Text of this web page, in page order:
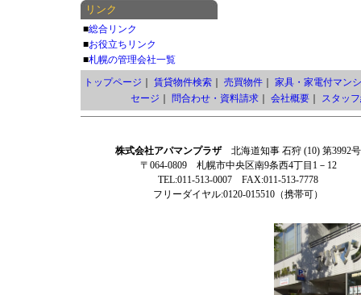
リンク
■総合リンク
■お役立ちリンク
■札幌の管理会社一覧
トップページ
賃貸物件検索｜ 売買物件｜ 家具・家電付マン
セージ
問合わせ・資料請求｜ 会社概要｜ スタッ
株式会社アパマンプラザ北海道知事 石狩 (10) 第3992号
〒064-0809 札幌市中央区南9条西4丁目1－12
TEL:011-513-0007 FAX:011-513-7778
フリーダイヤル:0120-015510（携帯可）